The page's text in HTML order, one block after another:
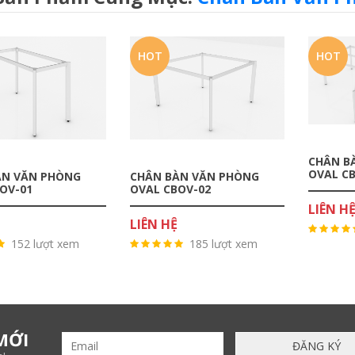
VĂN PHÒNG
01
152 lượt xem
HOT
CHÂN BÀN VĂN PHÒNG
OVAL CBOV-02
LIÊN HỆ
185 lượt xem
HOT
CHÂN
OVAL
LIÊN HỆ